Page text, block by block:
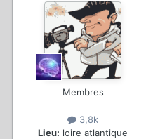
Membres
3,8k
Lieu: loire atlantique